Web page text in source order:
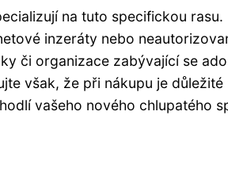
na tuto specifickou rasu.
inzeráty nebo
či organizace zabývající se
však, že při nákupu je
vašeho nového chlupatého